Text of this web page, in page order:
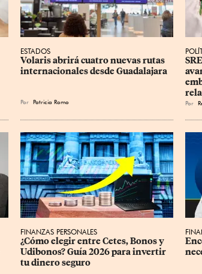
ESTADOS
Volaris abrirá cuatro nuevas rutas
internacionales desde Guadalajara
Por Patricia Romo Por
FINANZAS PERSONALES
¿Cómo elegir entre Cetes, Bonos y
Udibonos? Guía 2026 para invertir
tu dinero seguro